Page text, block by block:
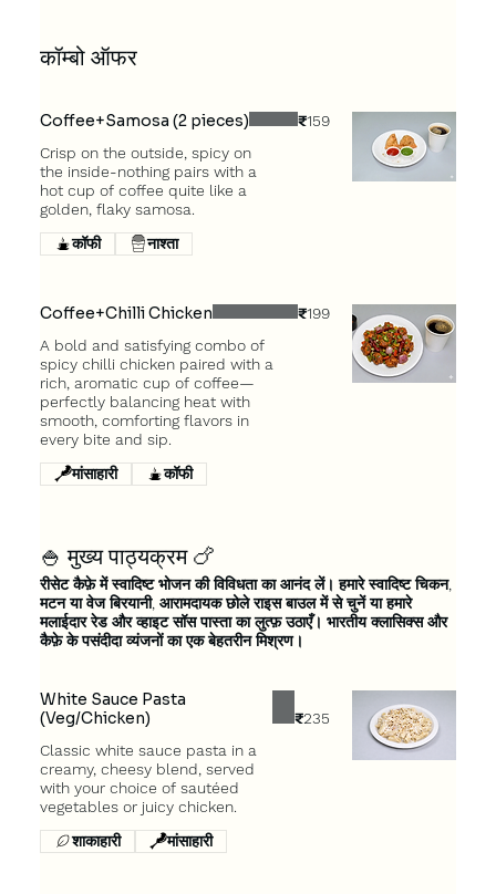
कॉम्बो ऑफर
Coffee+Samosa (2 pieces)
Crisp on the outside, spicy on
the inside-nothing pairs with a
hot cup of coffee quite like a
golden, flaky samosa.
₹159
कॉफी नाश्ता
Coffee+Chilli Chicken
A bold and satisfying combo of
spicy chilli chicken paired with a
rich, aromatic cup of coffee—
perfectly balancing heat with
smooth, comforting flavors in
every bite and sip.
₹199
मांसाहारी कॉफी
🍚 मुख्य पाठ्यक्रम 🍗
रीसेट कैफ़े में स्वादिष्ट भोजन की विविधता का आनंद लें। हमारे स्वादिष्ट चिकन,
मटन या वेज बिरयानी, आरामदायक छोले राइस बाउल में से चुनें या हमारे
मलाईदार रेड और व्हाइट सॉस पास्ता का लुत्फ़ उठाएँ। भारतीय क्लासिक्स और
कैफ़े के पसंदीदा व्यंजनों का एक बेहतरीन मिश्रण।
White Sauce Pasta
(Veg/Chicken)
Classic white sauce pasta in a
creamy, cheesy blend, served
with your choice of sautéed
₹235
शाकाहारी मांसाहारी